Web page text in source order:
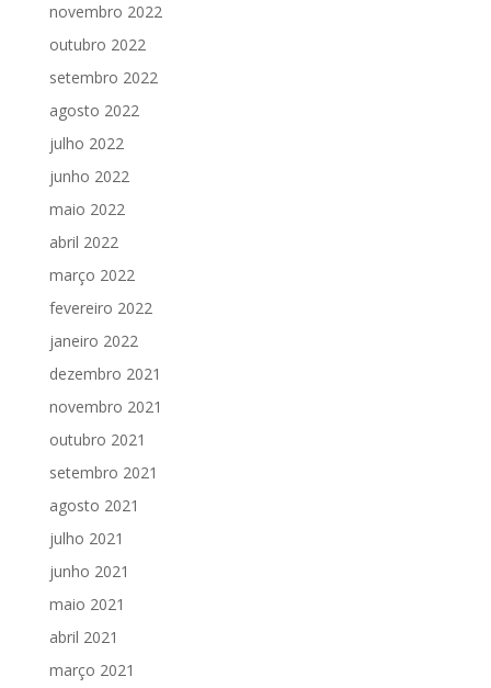
novembro 2022
outubro 2022
setembro 2022
agosto 2022
julho 2022
junho 2022
maio 2022
abril 2022
março 2022
fevereiro 2022
janeiro 2022
dezembro 2021
novembro 2021
outubro 2021
setembro 2021
agosto 2021
julho 2021
junho 2021
maio 2021
abril 2021
março 2021